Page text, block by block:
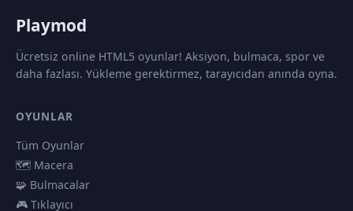
Playmod
Ücretsiz online HTML5 oyunlar! Aksiyon, bulmaca, spor ve
daha fazlası. Yükleme gerektirmez, tarayıcıdan anında oyna.
OYUNLAR
Tüm Oyunlar
🗺️ Macera
🧩 Bulmacalar
🎮 Tıklayıcı